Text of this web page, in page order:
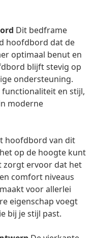
Dit bedframe
hoofdbord dat de
optimaal benut en
blijft stevig op
ondersteuning.
en stijl,
moderne
hoofdbord van dit
op de hoogte kunt
zorgt ervoor dat het
comfort niveaus
voor allerlei
eigenschap voegt
bij je stijl past.